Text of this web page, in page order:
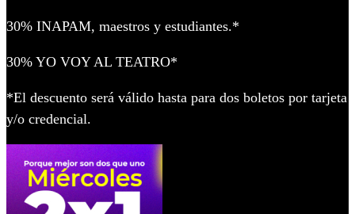
30% INAPAM, maestros y estudiantes.*
30% YO VOY AL TEATRO*
*El descuento será válido hasta para dos boletos por tarjeta
y/o credencial.